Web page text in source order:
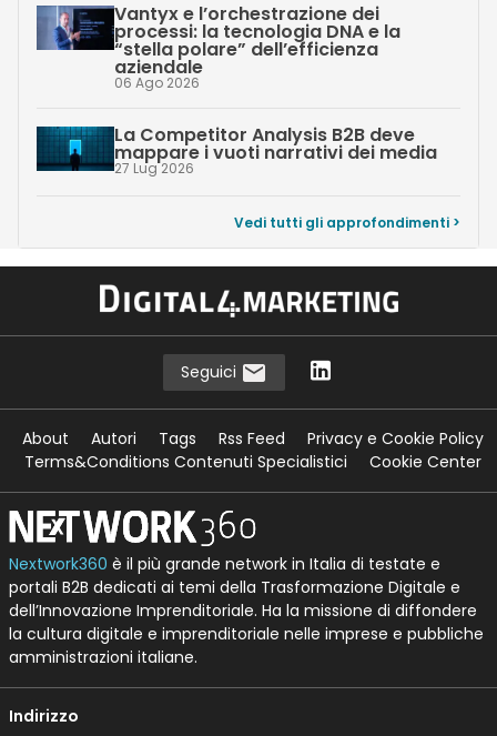
Vantyx e l’orchestrazione dei
processi: la tecnologia DNA e la
“stella polare” dell’efficienza
aziendale
06 Ago 2026
La Competitor Analysis B2B deve
mappare i vuoti narrativi dei media
27 Lug 2026
Vedi tutti gli approfondimenti >
Seguici
About Autori Tags Rss Feed
Privacy e Cookie Policy
Terms&Conditions Contenuti Specialistici
Cookie Center
Nextwork360 è il più grande network in Italia di testate e
portali B2B dedicati ai temi della Trasformazione Digitale e
dell’Innovazione Imprenditoriale. Ha la missione di diffondere
la cultura digitale e imprenditoriale nelle imprese e pubbliche
amministrazioni italiane.
Indirizzo